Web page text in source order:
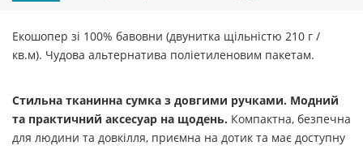
Екошопер зі 100% бавовни (двунитка щільністю 210 г /
кв.м). Чудова альтернатива поліетиленовим пакетам.
Стильна тканинна сумка з довгими ручками. Модний
та практичний аксесуар на щодень. Компактна, безпечна
для людини та довкілля, приємна на дотик та має доступну